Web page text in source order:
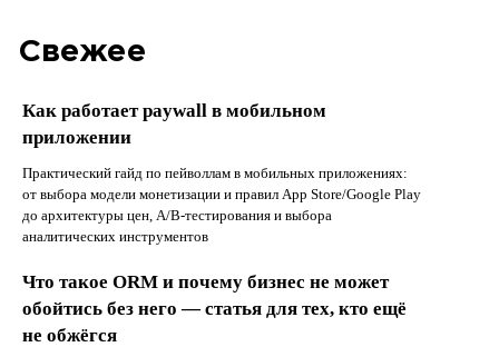
Свежее
Как работает paywall в мобильном
приложении
Практический гайд по пейволлам в мобильных приложениях:
от выбора модели монетизации и правил App Store/Google Play
до архитектуры цен, A/B-тестирования и выбора
аналитических инструментов
Что такое ORM и почему бизнес не может
обойтись без него — статья для тех, кто ещё
не обжёгся